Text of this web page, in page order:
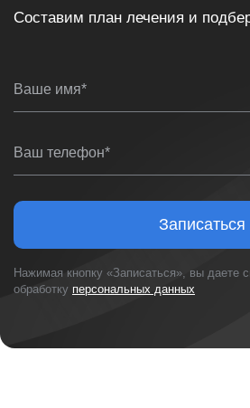
Составим план лечения и
Ваше имя*
Ваш телефон*
Записаться
Нажимая кнопку «Записаться», вы даете
обработку персональных данных